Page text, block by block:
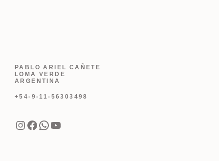
PABLO ARIEL CAÑETE
LOMA VERDE
ARGENTINA
+54-9-11-56303498
Instagram
Facebook
WhatsApp
YouTube